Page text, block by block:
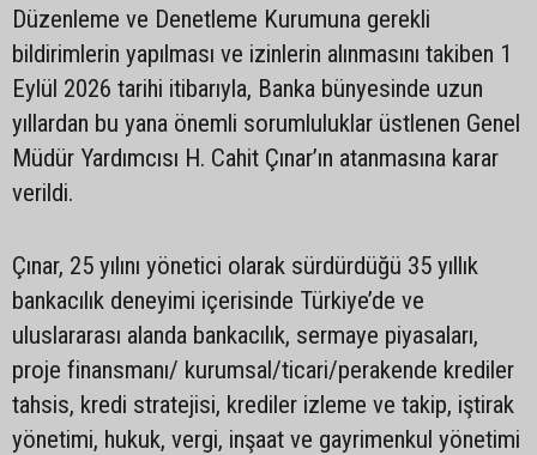
Düzenleme ve Denetleme Kurumuna gerekli
bildirimlerin yapılması ve izinlerin alınmasını takiben 1
Eylül 2026 tarihi itibarıyla, Banka bünyesinde uzun
yıllardan bu yana önemli sorumluluklar üstlenen Genel
Müdür Yardımcısı H. Cahit Çınar’ın atanmasına karar
verildi.
Çınar, 25 yılını yönetici olarak sürdürdüğü 35 yıllık
bankacılık deneyimi içerisinde Türkiye’de ve
uluslararası alanda bankacılık, sermaye piyasaları,
proje finansmanı/ kurumsal/ticari/perakende krediler
tahsis, kredi stratejisi, krediler izleme ve takip, iştirak
yönetimi, hukuk, vergi, inşaat ve gayrimenkul yönetimi